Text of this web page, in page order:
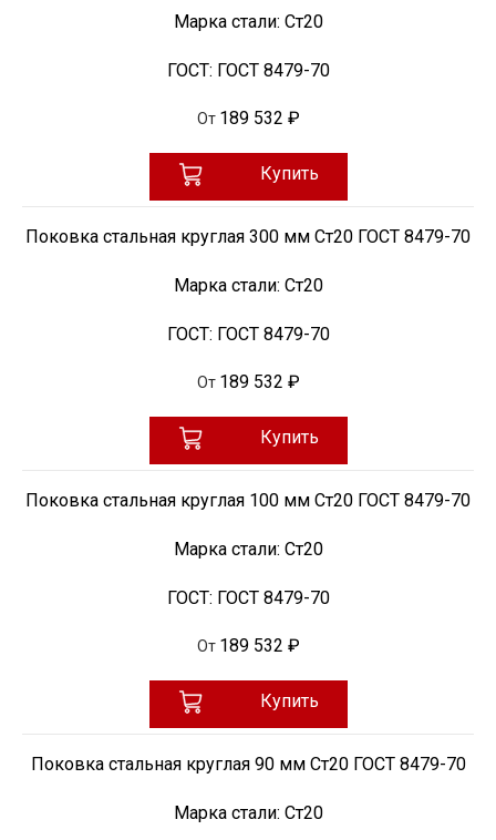
Марка стали: Ст20
ГОСТ: ГОСТ 8479-70
От 189 532 ₽
Купить
Поковка стальная круглая 300 мм Ст20 ГОСТ 8479-70
Марка стали: Ст20
ГОСТ: ГОСТ 8479-70
От 189 532 ₽
Купить
Поковка стальная круглая 100 мм Ст20 ГОСТ 8479-70
Марка стали: Ст20
ГОСТ: ГОСТ 8479-70
От 189 532 ₽
Купить
Поковка стальная круглая 90 мм Ст20 ГОСТ 8479-70
Марка стали: Ст20